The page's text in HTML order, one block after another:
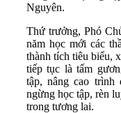
Nguyên.
Thứ trưởng, Phó
năm học mới các
thành tích tiêu biểu,
tiếp tục là tấm
tập, nâng cao
ngừng học tập, rèn
trong tương lai.